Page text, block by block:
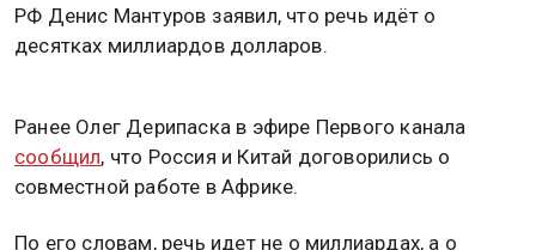
РФ Денис Мантуров заявил, что речь идёт о
десятках миллиардов долларов.
Ранее Олег Дерипаска в эфире Первого канала
сообщил, что Россия и Китай договорились о
совместной работе в Африке.
По его словам, речь идет не о миллиардах, а о